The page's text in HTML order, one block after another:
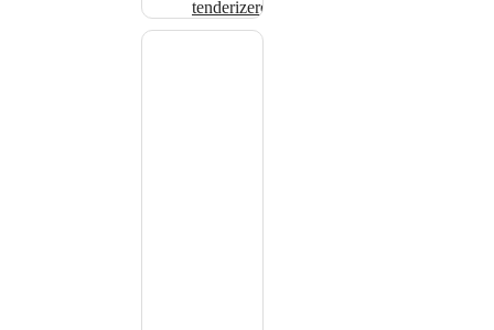
tenderizerek